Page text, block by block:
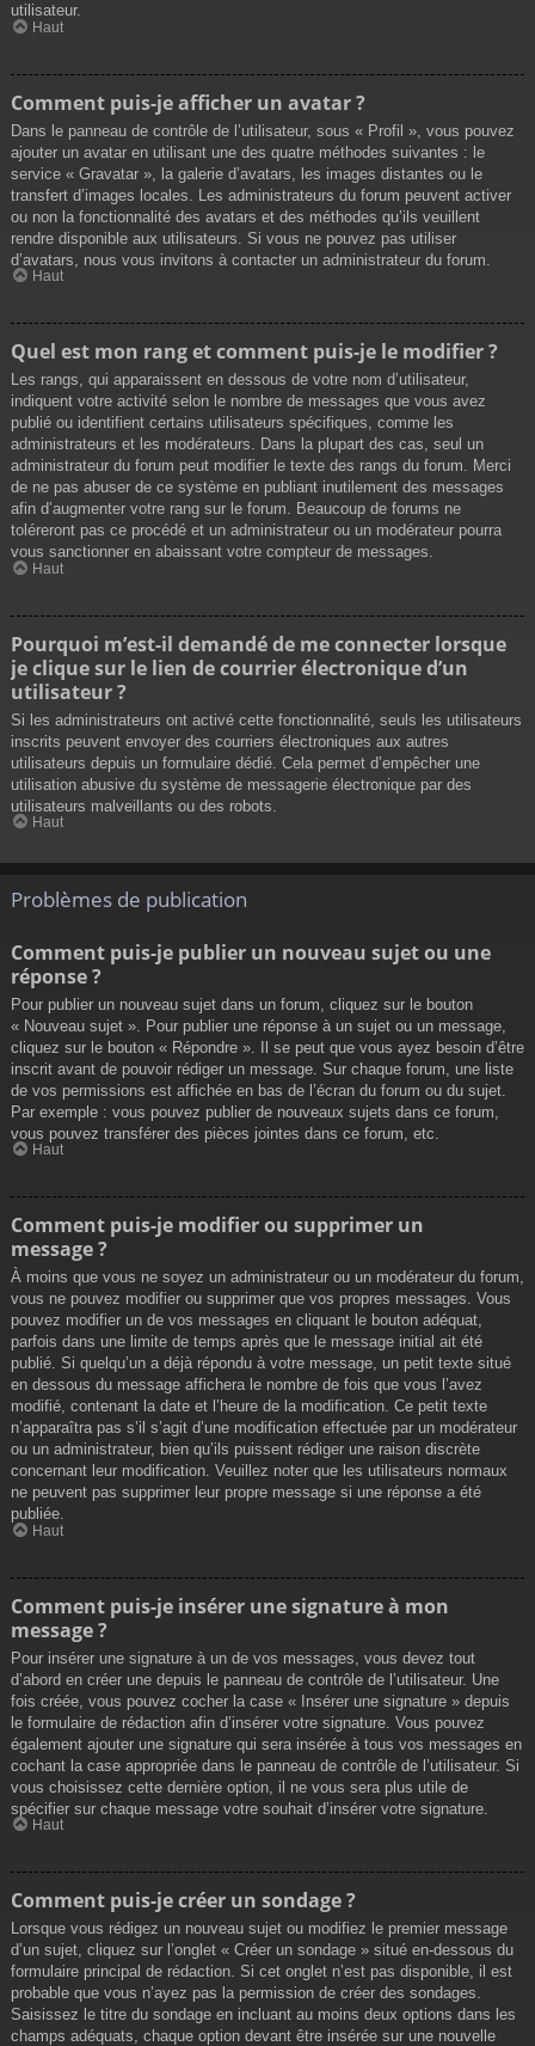
utilisateur.
Haut
Comment puis-je afficher un avatar ?
Dans le panneau de contrôle de l’utilisateur, sous « Profil », vous pouvez
ajouter un avatar en utilisant une des quatre méthodes suivantes : le
service « Gravatar », la galerie d’avatars, les images distantes ou le
transfert d’images locales. Les administrateurs du forum peuvent activer
ou non la fonctionnalité des avatars et des méthodes qu’ils veuillent
rendre disponible aux utilisateurs. Si vous ne pouvez pas utiliser
d’avatars, nous vous invitons à contacter un administrateur du forum.
Haut
Quel est mon rang et comment puis-je le modifier ?
Les rangs, qui apparaissent en dessous de votre nom d’utilisateur,
indiquent votre activité selon le nombre de messages que vous avez
publié ou identifient certains utilisateurs spécifiques, comme les
administrateurs et les modérateurs. Dans la plupart des cas, seul un
administrateur du forum peut modifier le texte des rangs du forum. Merci
de ne pas abuser de ce système en publiant inutilement des messages
afin d’augmenter votre rang sur le forum. Beaucoup de forums ne
toléreront pas ce procédé et un administrateur ou un modérateur pourra
vous sanctionner en abaissant votre compteur de messages.
Haut
Pourquoi m’est-il demandé de me connecter lorsque
je clique sur le lien de courrier électronique d’un
utilisateur ?
Si les administrateurs ont activé cette fonctionnalité, seuls les utilisateurs
inscrits peuvent envoyer des courriers électroniques aux autres
utilisateurs depuis un formulaire dédié. Cela permet d’empêcher une
utilisation abusive du système de messagerie électronique par des
utilisateurs malveillants ou des robots.
Haut
Problèmes de publication
Comment puis-je publier un nouveau sujet ou une
réponse ?
Pour publier un nouveau sujet dans un forum, cliquez sur le bouton
« Nouveau sujet ». Pour publier une réponse à un sujet ou un message,
cliquez sur le bouton « Répondre ». Il se peut que vous ayez besoin d’être
inscrit avant de pouvoir rédiger un message. Sur chaque forum, une liste
de vos permissions est affichée en bas de l’écran du forum ou du sujet.
Par exemple : vous pouvez publier de nouveaux sujets dans ce forum,
vous pouvez transférer des pièces jointes dans ce forum, etc.
Haut
Comment puis-je modifier ou supprimer un
message ?
À moins que vous ne soyez un administrateur ou un modérateur du forum,
vous ne pouvez modifier ou supprimer que vos propres messages. Vous
pouvez modifier un de vos messages en cliquant le bouton adéquat,
parfois dans une limite de temps après que le message initial ait été
publié. Si quelqu’un a déjà répondu à votre message, un petit texte situé
en dessous du message affichera le nombre de fois que vous l’avez
modifié, contenant la date et l’heure de la modification. Ce petit texte
n’apparaîtra pas s’il s’agit d’une modification effectuée par un modérateur
ou un administrateur, bien qu’ils puissent rédiger une raison discrète
concernant leur modification. Veuillez noter que les utilisateurs normaux
ne peuvent pas supprimer leur propre message si une réponse a été
publiée.
Haut
Comment puis-je insérer une signature à mon
message ?
Pour insérer une signature à un de vos messages, vous devez tout
d’abord en créer une depuis le panneau de contrôle de l’utilisateur. Une
fois créée, vous pouvez cocher la case « Insérer une signature » depuis
le formulaire de rédaction afin d’insérer votre signature. Vous pouvez
également ajouter une signature qui sera insérée à tous vos messages en
cochant la case appropriée dans le panneau de contrôle de l’utilisateur. Si
vous choisissez cette dernière option, il ne vous sera plus utile de
spécifier sur chaque message votre souhait d’insérer votre signature.
Haut
Comment puis-je créer un sondage ?
Lorsque vous rédigez un nouveau sujet ou modifiez le premier message
d’un sujet, cliquez sur l’onglet « Créer un sondage » situé en-dessous du
formulaire principal de rédaction. Si cet onglet n’est pas disponible, il est
probable que vous n’ayez pas la permission de créer des sondages.
Saisissez le titre du sondage en incluant au moins deux options dans les
champs adéquats, chaque option devant être insérée sur une nouvelle